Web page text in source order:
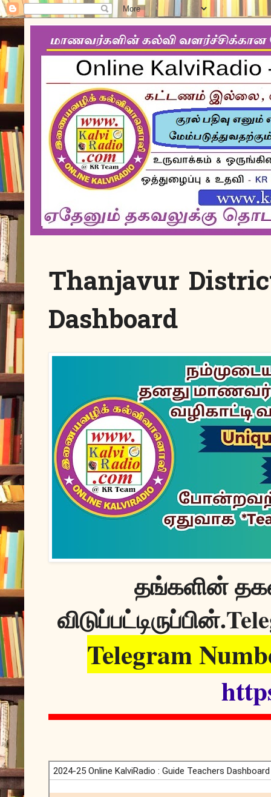
Thanjavur
Dashboard
தங்களின்
விடுப்பட்டிருப்பின்.
Telegram